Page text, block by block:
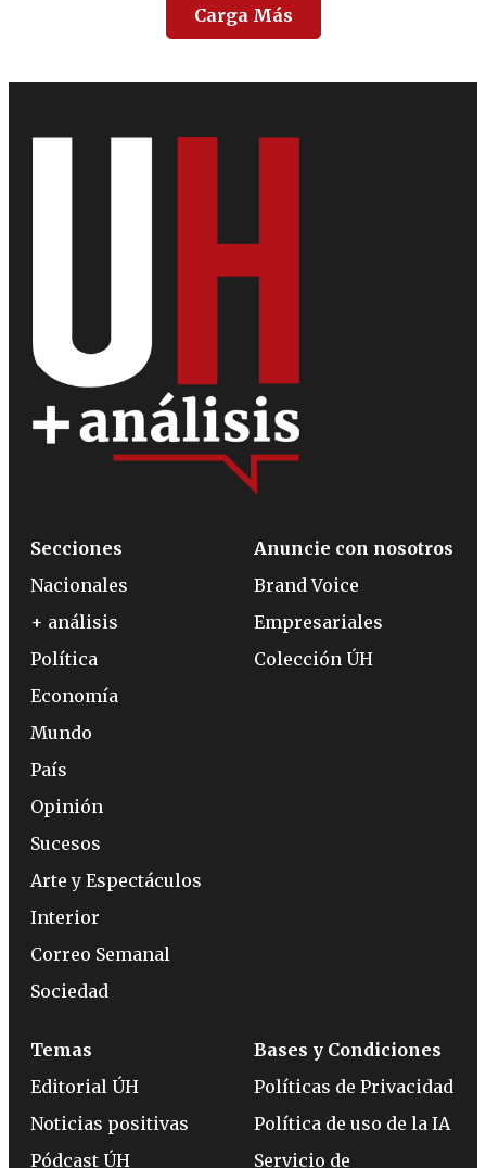
Carga Más
Secciones
Nacionales
+ análisis
Política
Economía
Mundo
País
Opinión
Sucesos
Arte y Espectáculos
Interior
Correo Semanal
Sociedad
Anuncie con nosotros
Brand Voice
Empresariales
Colección ÚH
Temas
Editorial ÚH
Noticias positivas
Pódcast ÚH
Bases y Condiciones
Políticas de Privacidad
Política de uso de la IA
Servicio de